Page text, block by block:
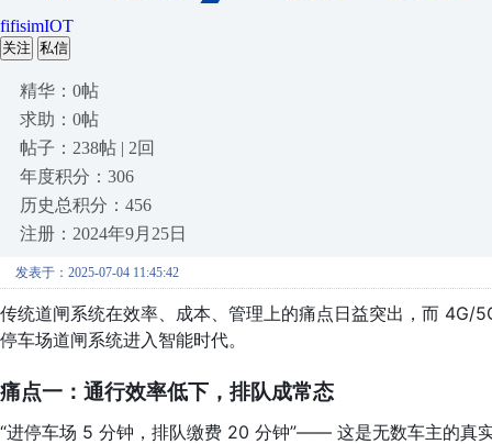
fifisimIOT
关注 私信
精华：0帖
求助：0帖
帖子：238帖 | 2回
年度积分：306
历史总积分：456
注册：2024年9月25日
发表于：2025-07-04 11:45:42
传统道闸系统在效率、成本、管理上的痛点日益突出，而 4G/
停车场道闸系统进入智能时代。
痛点一：通行效率低下，排队成常态
“进停车场 5 分钟，排队缴费 20 分钟”—— 这是无数车主的真